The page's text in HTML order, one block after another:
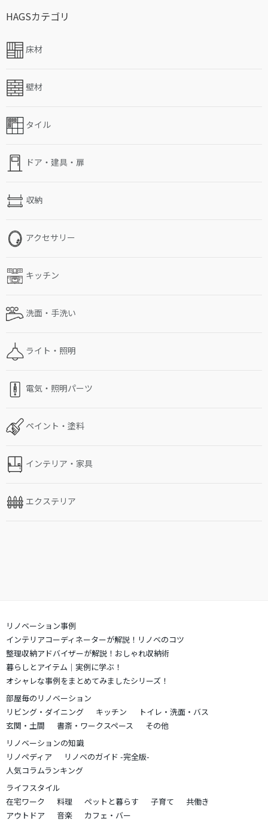
HAGSカテゴリ
床材
壁材
タイル
ドア・建具・扉
収納
アクセサリー
キッチン
洗面・手洗い
ライト・照明
電気・照明パーツ
ペイント・塗料
インテリア・家具
エクステリア
リノベーション事例
インテリアコーディネーターが解説！リノベのコツ
整理収納アドバイザーが解説！おしゃれ収納術
暮らしとアイテム｜実例に学ぶ！
オシャレな事例をまとめてみましたシリーズ！
部屋毎のリノベーション
リビング・ダイニング
キッチン
トイレ・洗面・バス
玄関・土間
書斎・ワークスペース
その他
リノベーションの知識
リノペディア
リノベのガイド -完全版-
人気コラムランキング
ライフスタイル
在宅ワーク
料理 ペットと暮らす 子育て
共働き
アウトドア
音楽
カフェ・バー